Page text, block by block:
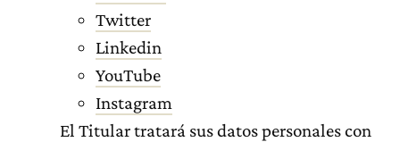
Twitter
Linkedin
YouTube
Instagram
El Titular tratará sus datos personales con